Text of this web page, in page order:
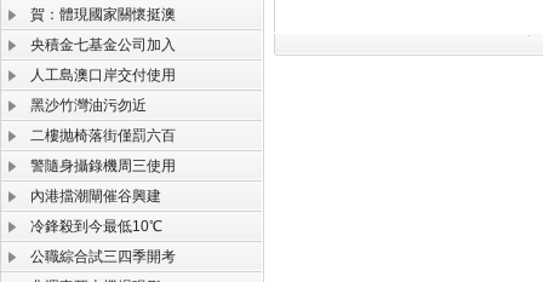
賀：體現國家關懷挺澳
央積金七基金公司加入
人工島澳口岸交付使用
黑沙竹灣油污勿近
二樓抛椅落街僅罰六百
警隨身攝錄機周三使用
內港擋潮閘催谷興建
冷鋒殺到今最低10℃
公職綜合試三四季開考